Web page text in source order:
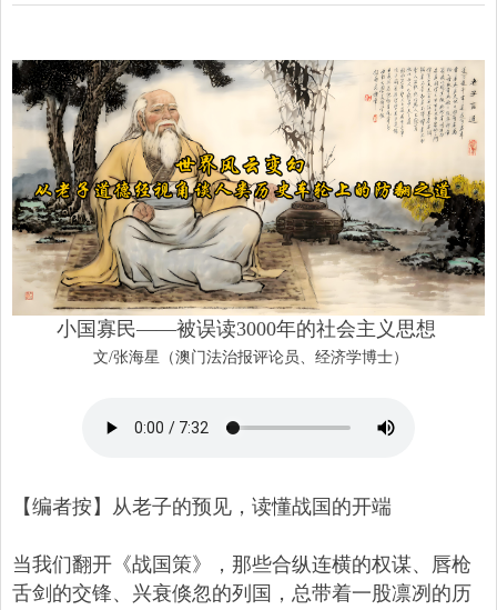
小国寡民——被误读3000年的社会主义思想
文/张海星（澳门法治报评论员、经济学博士）
【编者按】从老子的预见，读懂战国的开端
当我们翻开《战国策》，那些合纵连横的权谋、唇枪
舌剑的交锋、兴衰倏忽的列国，总带着一股凛冽的历